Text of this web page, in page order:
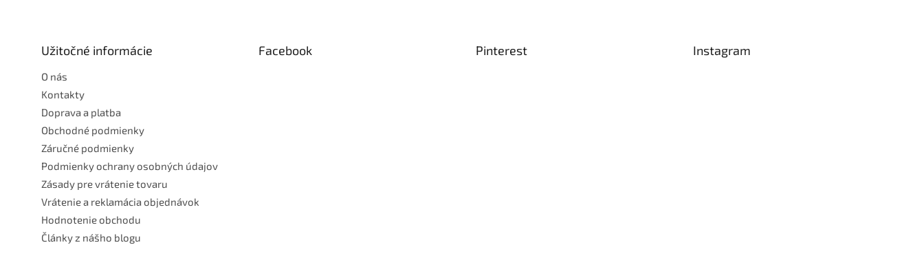
Užitočné informácie
O nás
Kontakty
Doprava a platba
Obchodné podmienky
Záručné podmienky
Podmienky ochrany osobných údajov
Zásady pre vrátenie tovaru
Vrátenie a reklamácia objednávok
Hodnotenie obchodu
Články z nášho blogu
Facebook Pinterest Instagram